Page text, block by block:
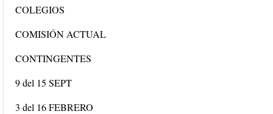
COLEGIOS
COMISIÓN ACTUAL
CONTINGENTES
9 del 15 SEPT
3 del 16 FEBRERO